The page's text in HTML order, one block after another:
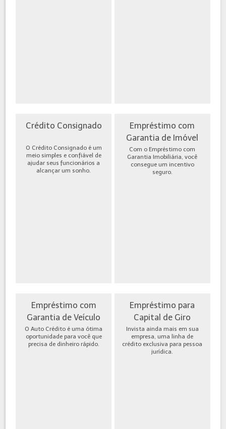
Crédito Consignado
O Crédito Consignado é um
meio simples e confiável de
ajudar seus funcionários a
alcançar um sonho.
Empréstimo com
Garantia de Imóvel
Com o Empréstimo com
Garantia Imobiliária, você
consegue um incentivo
seguro.
Empréstimo com
Garantia de Veículo
O Auto Crédito é uma ótima
oportunidade para você que
precisa de dinheiro rápido.
Empréstimo para
Capital de Giro
Invista ainda mais em sua
empresa, uma linha de
crédito exclusiva para pessoa
jurídica.